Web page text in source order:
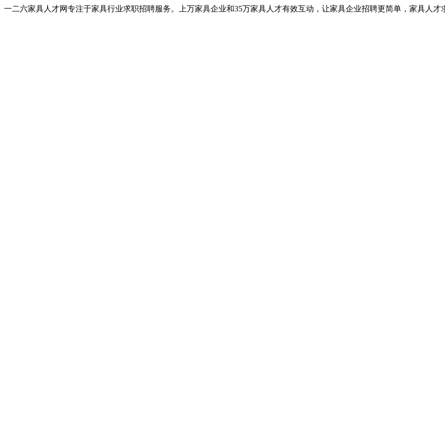
一二六家具人才网专注于家具行业求职招聘服务。上万家具企业和35万家具人才有效互动，让家具企业招聘更简单，家具人才